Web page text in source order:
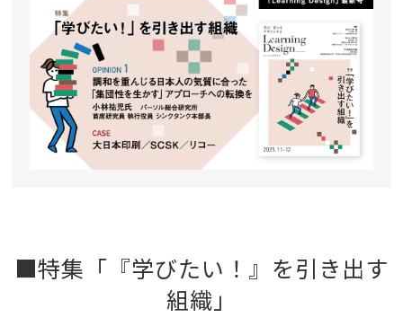
■特集「『学びたい！』を引き出す
組織」